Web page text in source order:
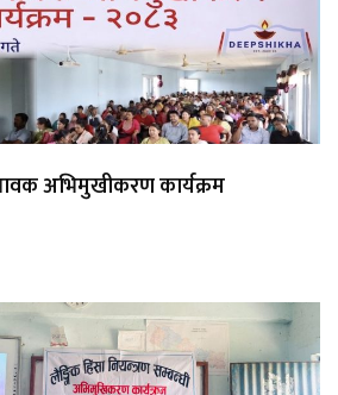
अभिमुखीकरण कार्यक्रम